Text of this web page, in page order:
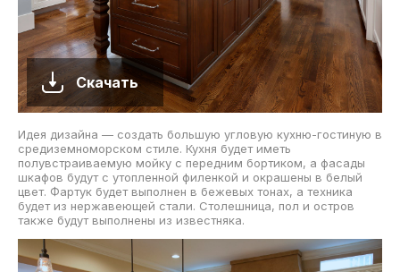
Скачать
Идея дизайна — создать большую угловую кухню-гостиную в
средиземноморском стиле. Кухня будет иметь
полувстраиваемую мойку с передним бортиком, а фасады
шкафов будут с утопленной филенкой и окрашены в белый
цвет. Фартук будет выполнен в бежевых тонах, а техника
будет из нержавеющей стали. Столешница, пол и остров
также будут выполнены из известняка.